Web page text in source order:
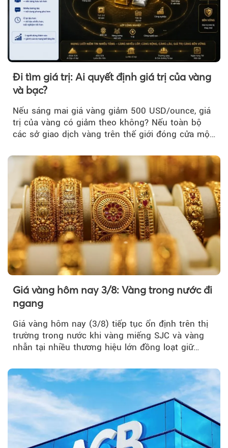
Đi tìm giá trị: Ai quyết định giá trị của vàng
và bạc?
Nếu sáng mai giá vàng giảm 500 USD/ounce, giá
trị của vàng có giảm theo không? Nếu toàn bộ
các sở giao dịch vàng trên thế giới đóng cửa một
Giá vàng hôm nay 3/8: Vàng trong nước đi
ngang
Giá vàng hôm nay (3/8) tiếp tục ổn định trên thị
trường trong nước khi vàng miếng SJC và vàng
nhẫn tại nhiều thương hiệu lớn đồng loạt giữ